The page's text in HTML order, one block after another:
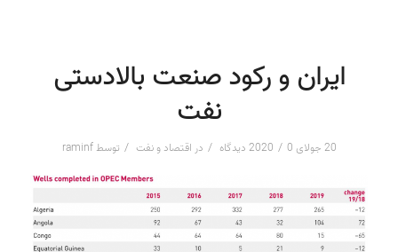
ایران و رکود صنعت بالادستی
نفت
20 جولای 2020 / 0 دیدگاه / در اقتصاد و نفت / توسطraminf